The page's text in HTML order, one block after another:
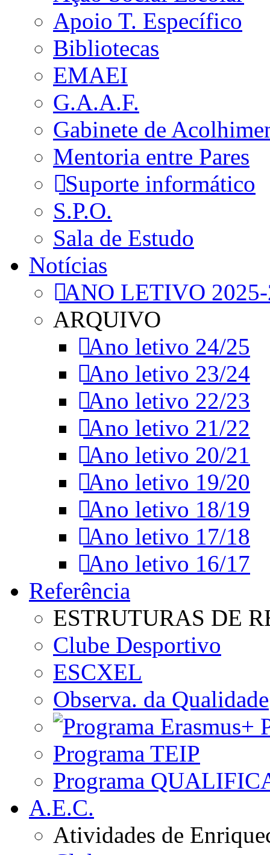
Apoio T. Específico
Bibliotecas
EMAEI
G.A.A.F.
Gabinete de
Mentoria entre Pares
Suporte informático
S.P.O.
Sala de Estudo
Notícias
ANO LETIVO
ARQUIVO
Ano letivo 24/25
Ano letivo 23/24
Ano letivo 22/23
Ano letivo 21/22
Ano letivo 20/21
Ano letivo 19/20
Ano letivo 18/19
Ano letivo 17/18
Ano letivo 16/17
Referência
ESTRUTURAS DE
Clube Desportivo
ESCXEL
Observa. da Qualidade
Programa TEIP
Programa
A.E.C.
Atividades de